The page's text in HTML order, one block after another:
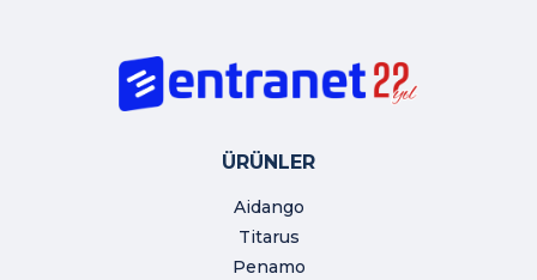
ÜRÜNLER
Aidango
Titarus
Penamo